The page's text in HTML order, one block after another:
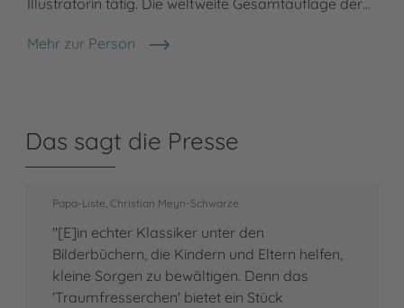
Mehr zur Person
Annegert Fuchshuber
Das sagt die Presse
Papa-Liste, Christian Meyn-Schwarze
"[E]in echter Klassiker unter den
Bilderbüchern, die Kindern und Eltern helfen,
kleine Sorgen zu bewältigen. Denn das
'Traumfresserchen' bietet ein Stück